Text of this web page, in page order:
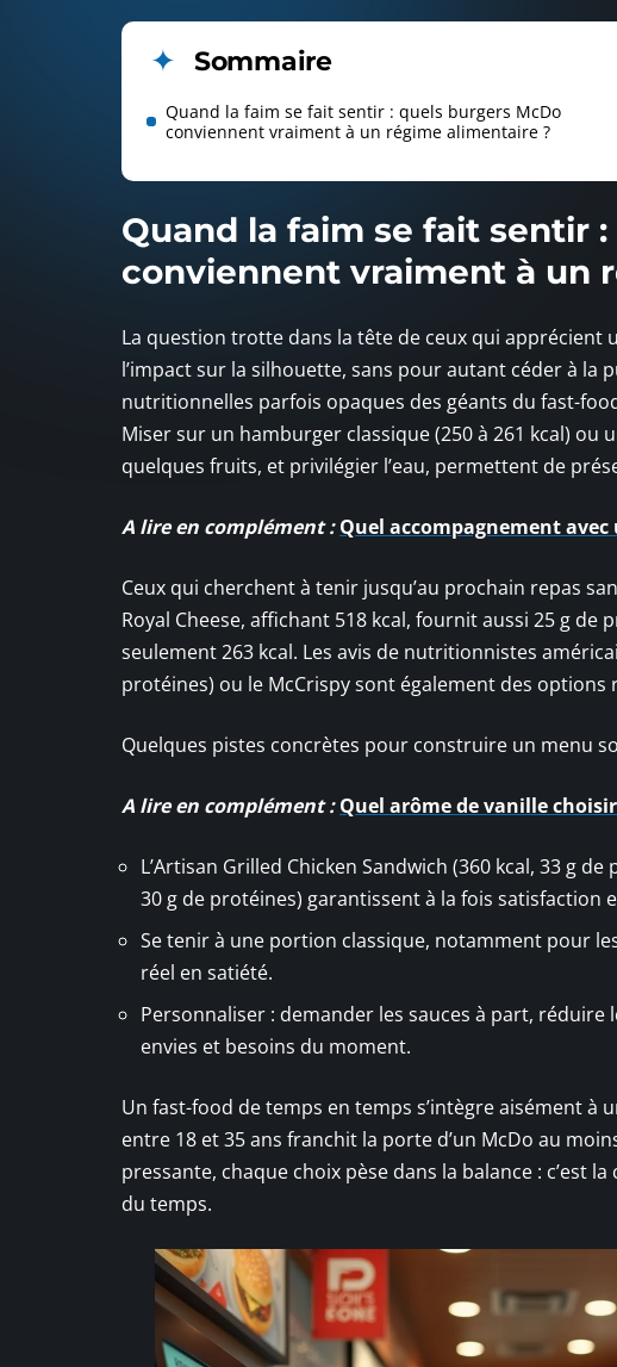
Sommaire
Quand la faim se fait sentir : quels burgers McDo
conviennent vraiment à un régime alimentaire ?
Quand la faim se fait sentir
conviennent vraiment à un
La question trotte dans la tête de ceux qui apprécient
l’impact sur la silhouette, sans pour autant céder à
nutritionnelles parfois opaques des géants du fast-
Miser sur un hamburger classique (250 à 261 kcal) ou
quelques fruits, et privilégier l’eau, permettent de
A lire en complément : Quel accompagnement
Ceux qui cherchent à tenir jusqu’au prochain repas
Royal Cheese, affichant 518 kcal, fournit aussi 25 g de
seulement 263 kcal. Les avis de nutritionnistes
protéines) ou le McCrispy sont également des options
Quelques pistes concrètes pour construire un menu
A lire en complément : Quel arôme de vanille
L’Artisan Grilled Chicken Sandwich (360 kcal, 33 g
30 g de protéines) garantissent à la fois satisfaction
Se tenir à une portion classique, notamment pour
réel en satiété.
Personnaliser : demander les sauces à part,
envies et besoins du moment.
Un fast-food de temps en temps s’intègre aisément à
entre 18 et 35 ans franchit la porte d’un McDo au
pressante, chaque choix pèse dans la balance : c’est
du temps.